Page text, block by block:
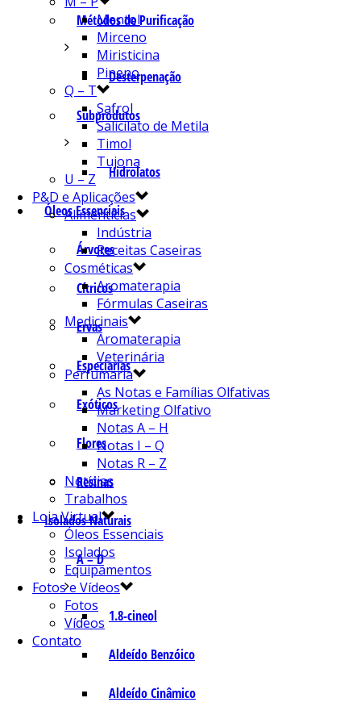
Métodos de Purificação
Desterpenação
Subprodutos
Hidrolatos
Óleos Essenciais
Árvores
Cítricos
Ervas
Especiarias
Exóticos
Flores
Resinas
Isolados Naturais
A – D
1.8-cineol
Aldeído Benzóico
Aldeído Cinâmico
Mentol
Mirceno
Miristicina
Pineno
Q – T
Safrol
Salicilato de Metila
Timol
Tujona
U – Z
P&D e Aplicações
Alimentícias
Indústria
Receitas Caseiras
Cosméticas
Aromaterapia
Fórmulas Caseiras
Medicinais
Aromaterapia
Veterinária
Perfumaria
As Notas e Famílias Olfativas
Marketing Olfativo
Notas A – H
Notas I – Q
Notas R – Z
Notícias
Trabalhos
Loja Virtual
Óleos Essenciais
Isolados
Equipamentos
Fotos e Vídeos
Fotos
Vídeos
Contato